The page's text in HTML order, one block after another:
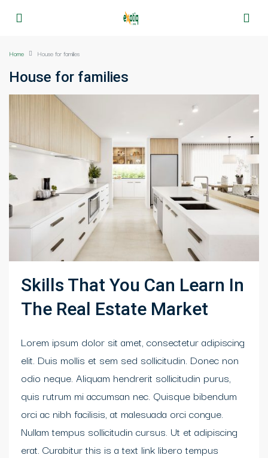
Home House for families
House for families
Skills That You Can Learn In
The Real Estate Market
Lorem ipsum dolor sit amet, consectetur adipiscing
elit. Duis mollis et sem sed sollicitudin. Donec non
odio neque. Aliquam hendrerit sollicitudin purus,
quis rutrum mi accumsan nec. Quisque bibendum
orci ac nibh facilisis, at malesuada orci congue.
Nullam tempus sollicitudin cursus. Ut et adipiscing
erat. Curabitur this is a text link libero tempus